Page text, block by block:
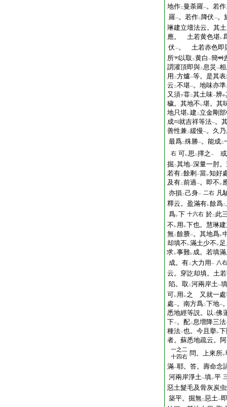
地作二 曼荼羅一。若作
羅一。若作二 降伏 一。
琳建立壇法云。其
應。 土若黄色堪レ
伏 一。 土若赤色即
所
以取 二黄白 一簡
謂灌頂即與二息災 一
用 二方爐一等。是其
云 二不堪一。地味亦準
又須下甞二其土味一辨中
穢。其地不 レ堪。其
地只堪レ建 二 立金剛
成
就吉祥等法一。
善性兼二緩慢一。久
最爲二殊勝一。能成二
右 可レ思 二擇之 一
或
掘 二其地一深量一肘
若有二餘剩 一當レ知好
及有二前過一。即不 レ
亦損 二己身一 二右 凡
釋云。盈滿有レ餘爲二
爲レ下 十六右 於二 此
不 レ用 レ下也。慧琳
無二餘賸一。其地爲レ
却填不 レ滿土少不 レ
求 レ事難レ成。若填
成。有二 大力用 一 八右
云。穿訖却填。土
陷。取 二河兩岸土一填
可レ用 レ之 又就一處
處一。南方爲二下地一
悉地經等説。以 二佛
下一。配二息増降三法
種法一也。今且擧レ
者。蘇悉地疏云。
一之二
十四右 問。上來所レ
滿一耶。答。壽命念
河兩岸淨土一填レ平
惡土髮毛及骨灰炭
築平。掘無二惡土一